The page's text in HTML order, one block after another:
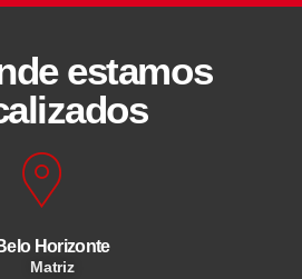
estamos
Horizonte
Matriz